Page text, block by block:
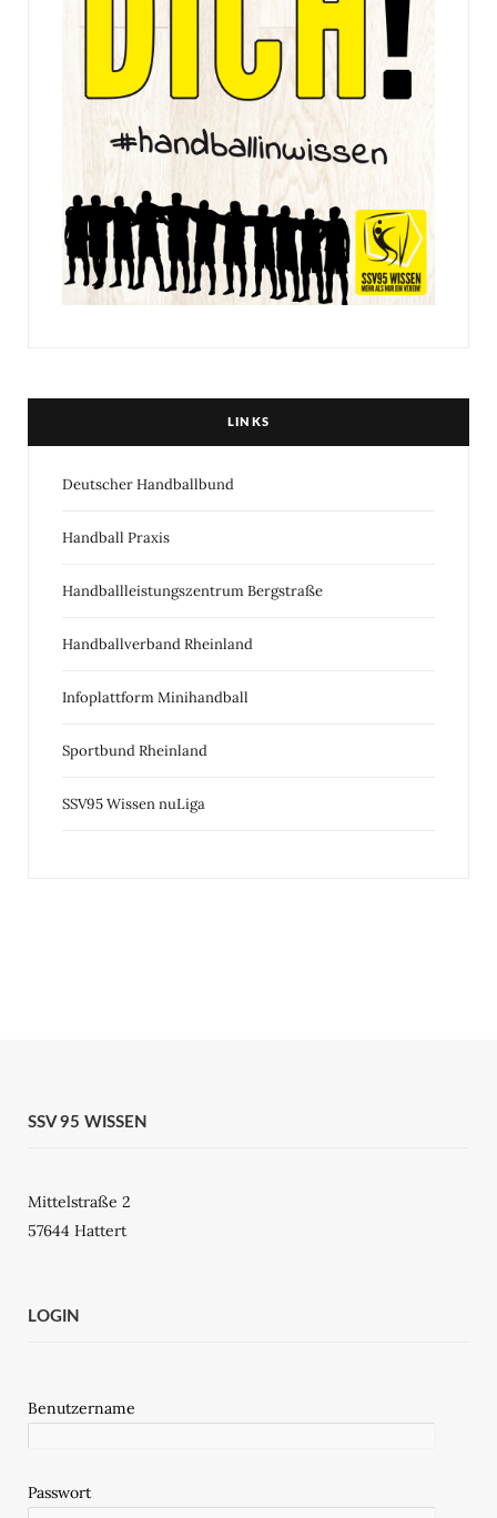
LINKS
Deutscher Handballbund
Handball Praxis
Handballleistungszentrum Bergstraße
Handballverband Rheinland
Infoplattform Minihandball
Sportbund Rheinland
SSV95 Wissen nuLiga
SSV 95 WISSEN
Mittelstraße 2
57644 Hattert
LOGIN
Benutzername
Passwort